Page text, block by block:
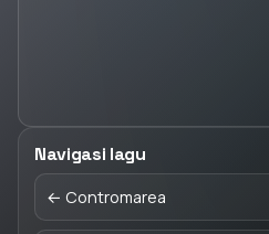
Navigasi lagu
← Contromarea